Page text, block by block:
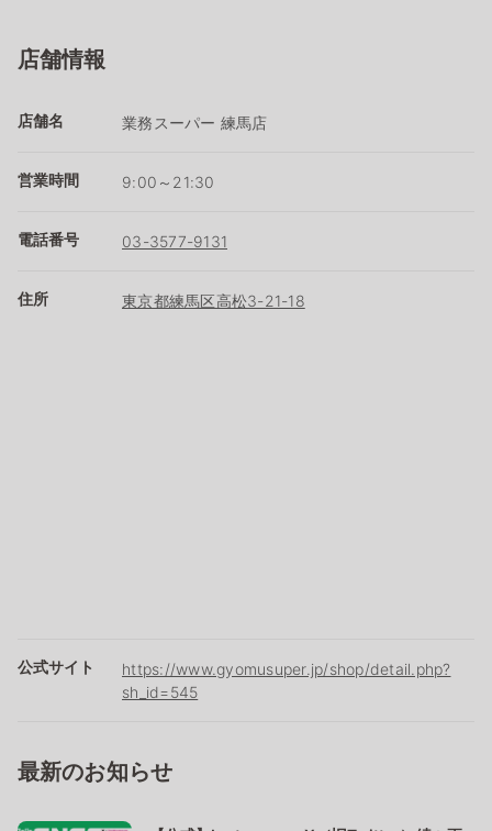
店舗情報
店舗名 業務スーパー 練馬店
営業時間 9:00～21:30
電話番号 03-3577-9131
住所 東京都練馬区高松3-21-18
公式サイト
https://www.gyomusuper.jp/shop/detail.php?
sh_id=545
最新のお知らせ